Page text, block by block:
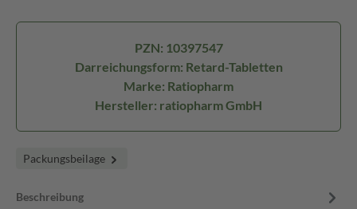
PZN: 10397547
Darreichungsform: Retard-Tabletten
Marke: Ratiopharm
Hersteller: ratiopharm GmbH
Packungsbeilage
Beschreibung